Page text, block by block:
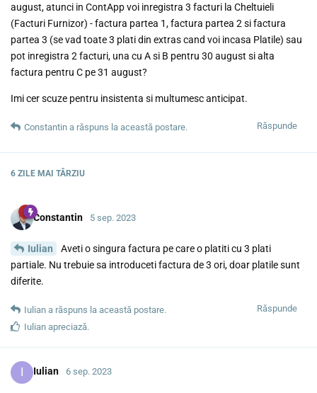
august, atunci in ContApp voi inregistra 3 facturi la Cheltuieli
(Facturi Furnizor) - factura partea 1, factura partea 2 si factura
partea 3 (se vad toate 3 plati din extras cand voi incasa Platile) sau
pot inregistra 2 facturi, una cu A si B pentru 30 august si alta
factura pentru C pe 31 august?
Imi cer scuze pentru insistenta si multumesc anticipat.
Răspunde
Constantin a răspuns la această postare.
6 ZILE MAI TÂRZIU
Constantin 5 sep. 2023
Iulian
Aveti o singura factura pe care o platiti cu 3 plati
partiale. Nu trebuie sa introduceti factura de 3 ori, doar platile sunt
diferite.
Răspunde
Iulian a răspuns la această postare.
Iulian apreciază.
I Iulian 6 sep. 2023